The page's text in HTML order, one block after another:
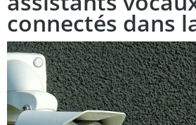
connectés dans